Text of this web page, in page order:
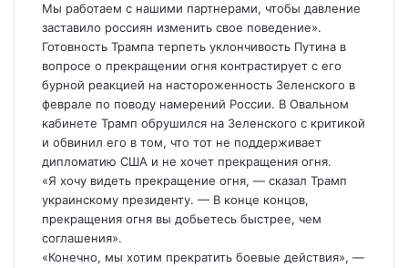
Мы работаем с нашими партнерами, чтобы давление
заставило россиян изменить свое поведение».
Готовность Трампа терпеть уклончивость Путина в
вопросе о прекращении огня контрастирует с его
бурной реакцией на настороженность Зеленского в
феврале по поводу намерений России. В Овальном
кабинете Трамп обрушился на Зеленского с критикой
и обвинил его в том, что тот не поддерживает
дипломатию США и не хочет прекращения огня.
«Я хочу видеть прекращение огня, — сказал Трамп
украинскому президенту. — В конце концов,
прекращения огня вы добьетесь быстрее, чем
соглашения».
«Конечно, мы хотим прекратить боевые действия», —